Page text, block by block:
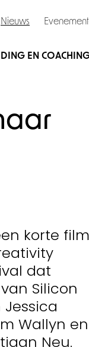
Nieuws
EN
korte
dat
Silicon
Wallyn en
Neu.